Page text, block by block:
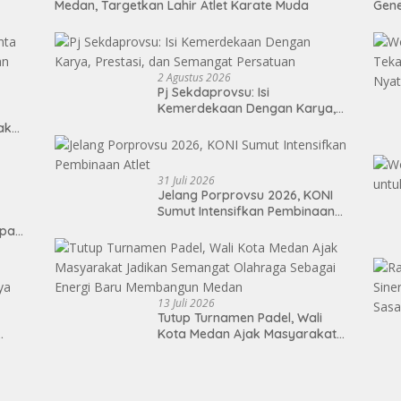
Medan, Targetkan Lahir Atlet Karate Muda
2 Agustus 2026
Pj Sekdaprovsu: Isi
Kemerdekaan Dengan Karya,
Persatuan
31 Juli 2026
Jelang Porprovsu 2026, KONI
Sumut Intensifkan Pembinaan
13 Juli 2026
Tutup Turnamen Padel, Wali
Kota Medan Ajak Masyarakat